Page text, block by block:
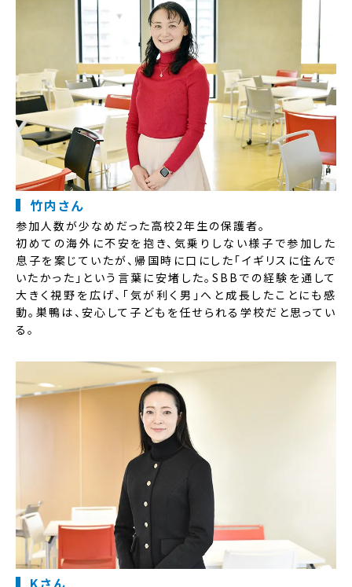
竹内さん
参加人数が少なめだった高校2年生の保護者。
初めての海外に不安を抱き、気乗りしない様子で参加した
息子を案じていたが、帰国時に口にした「イギリスに住んで
いたかった」という言葉に安堵した。SBBでの経験を通して
大きく視野を広げ、「気が利く男」へと成長したことにも感
動。巣鴨は、安心して子どもを任せられる学校だと思ってい
る。